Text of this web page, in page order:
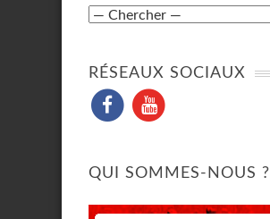
RÉSEAUX SOCIAUX
QUI SOMMES-NOUS ?